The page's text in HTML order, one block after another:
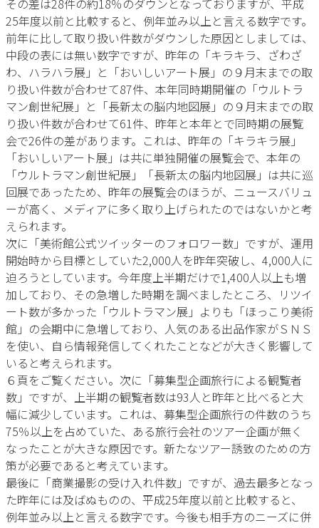
その差は28件の約18％のダウンとなっておりますが、平成
25年度以前と比較すると、例年並み以上と言える数字です。
前年に比して取り扱い件数がダウンした原因としましては、
中段の表には無い数字ですが、昨年の「キラキラ、ざわざ
わ、ハラハラ展」と「おいしいアート展」の９月末までの取
り扱い件数が合わせて87件、本年同時期開催の「ウルトラ
マン創世紀展」と「長新太の脳内地図展」の９月末までの取
り扱い件数が合わせて61件、昨年と本年とで同時期の展覧
会で26件の差があります。これは、昨年の「キラキラ展」
「おいしいアート展」は共に単独開催の展覧会で、本年の
「ウルトラマン創世紀展」「長新太の脳内地図展」は共に巡
回展であったため、昨年の展覧会のほうが、ニュースバリュ
ーが高く、メディアに多く取り上げられたのではないかと考
えられます。
次に「美術館公式ツイッターのフォロワー数」ですが、運用
開始時から目標としていた2,000人を昨年突破し、4,000人に
迫ろうとしています。今年度上半期だけで1,400人以上も増
加しており、その急増した時期を調べましたところ、リツイ
ート数が多かった「ウルトラマン展」よりも「ほっこり美術
館」の会期中に急増しており、人気のある出品作家がＳＮＳ
を使い、自ら情報発信してくれたことなどが大きく影響して
いると考えられます。
６頁をご覧ください。次に「募集型企画旅行による観覧者
数」ですが、上半期の観覧者数は93人と昨年と比べると大
幅に減少しています。これは、募集型企画旅行の件数のうち
75％以上を占めていた、ある旅行会社のツアー企画が無く
なったことが大きな原因です。新たなツアー誘致のための方
策が必要であると考えています。
最後に「商業撮影の受け入れ件数」ですが、過去最多となっ
た昨年には及ばぬものの、平成25年度以前と比較すると、
例年並み以上と言える数字です。今後も相手方のニーズに併